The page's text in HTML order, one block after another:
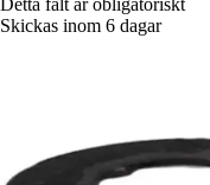
Detta fält är obligatoriskt
Skickas inom 6 dagar